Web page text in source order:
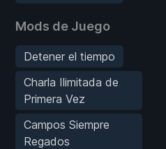
Mods de Juego
Detener el tiempo
Charla Ilimitada de
Primera Vez
Campos Siempre
Regados